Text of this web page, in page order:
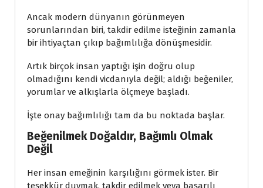
Ancak modern dünyanın görünmeyen
sorunlarından biri, takdir edilme isteğinin zamanla
bir ihtiyaçtan çıkıp bağımlılığa dönüşmesidir.
Artık birçok insan yaptığı işin doğru olup
olmadığını kendi vicdanıyla değil; aldığı beğeniler,
yorumlar ve alkışlarla ölçmeye başladı.
İşte onay bağımlılığı tam da bu noktada başlar.
Beğenilmek Doğaldır, Bağımlı Olmak
Değil
Her insan emeğinin karşılığını görmek ister. Bir
teşekkür duymak, takdir edilmek veya başarılı